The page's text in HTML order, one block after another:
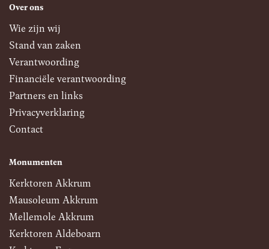
Over ons
Wie zijn wij
Stand van zaken
Verantwoording
Financiële verantwoording
Partners en links
Privacyverklaring
Contact
Monumenten
Kerktoren Akkrum
Mausoleum Akkrum
Mellemole Akkrum
Kerktoren Aldeboarn